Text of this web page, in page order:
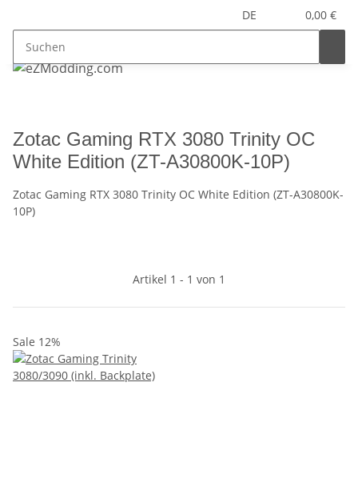
DE 0,00 €
Zotac Gaming RTX 3080 Trinity OC
White Edition (ZT-A30800K-10P)
Zotac Gaming RTX 3080 Trinity OC White Edition (ZT-A30800K-
10P)
Artikel 1 - 1 von 1
Sale 12%